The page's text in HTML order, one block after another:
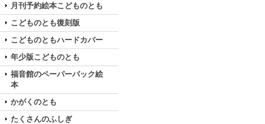
月刊予約絵本こどものとも
こどものとも復刻版
こどものともハードカバー
年少版こどものとも
福音館のペーパーバック絵
本
かがくのとも
たくさんのふしぎ